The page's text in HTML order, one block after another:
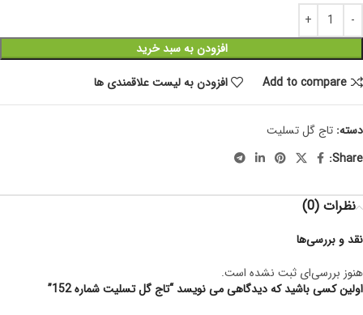
افزودن به سبد خرید
Add to compare
افزودن به لیست علاقمندی ها
دسته: تاج گل تسلیت
Share:
نظرات (0)
نقد و بررسی‌ها
هنوز بررسی‌ای ثبت نشده است.
اولین کسی باشید که دیدگاهی می نویسد “تاج گل تسلیت شماره 152”